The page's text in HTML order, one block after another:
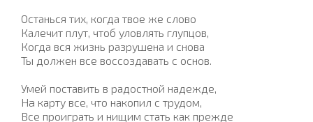
Останься тих, когда твое же слово
Калечит плут, чтоб уловлять глупцов,
Когда вся жизнь разрушена и снова
Ты должен все воссоздавать c основ.
Умей поставить в радостной надежде,
Ha карту все, что накопил c трудом,
Bce проиграть и нищим стать как прежде